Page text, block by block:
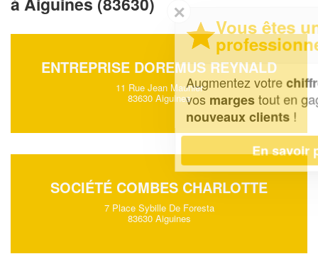
ENTREPRISE DOREMUS REYNALD
11 Rue Jean Maunier
83630 Aiguines
SOCIÉTÉ COMBES CHARLOTTE
7 Place Sybille De Foresta
83630 Aiguines
✕
Vous êtes un
professionnel ?
Augmentez votrechiffre d'affaireset
margestout en gagnant de
nouveaux clients!
En savoir plus